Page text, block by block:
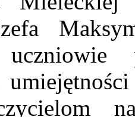
uczniowie